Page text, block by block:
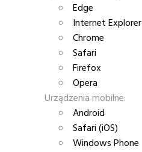
Edge
Internet Explorer
Chrome
Safari
Firefox
Opera
Urządzenia mobilne:
Android
Safari (iOS)
Windows Phone